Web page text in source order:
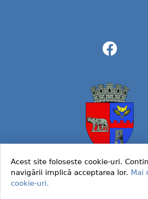
© 2022 Primaria
Acest site foloseste cookie-uri.
navigării implică acceptarea lor. Mai
cookie-uri.